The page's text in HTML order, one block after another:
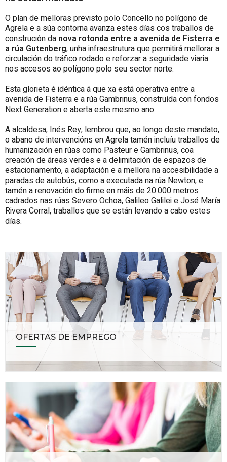
O plan de melloras previsto polo Concello no polígono de
Agrela e a súa contorna avanza estes días cos traballos de
construción da nova rotonda entre a avenida de Fisterra e
a rúa Gutenberg, unha infraestrutura que permitirá mellorar a
circulación do tráfico rodado e reforzar a seguridade viaria
nos accesos ao polígono polo seu sector norte.
Esta glorieta é idéntica á que xa está operativa entre a
avenida de Fisterra e a rúa Gambrinus, construída con fondos
Next Generation e aberta este mesmo ano.
A alcaldesa, Inés Rey, lembrou que, ao longo deste mandato,
o abano de intervencións en Agrela tamén incluíu traballos de
humanización en rúas como Pasteur e Gambrinus, coa
creación de áreas verdes e a delimitación de espazos de
estacionamento, a adaptación e a mellora na accesibilidade a
paradas de autobús, como a executada na rúa Newton, e
tamén a renovación do firme en máis de 20.000 metros
cadrados nas rúas Severo Ochoa, Galileo Galilei e José María
Rivera Corral, traballos que se están levando a cabo estes
días.
OFERTAS DE EMPREGO